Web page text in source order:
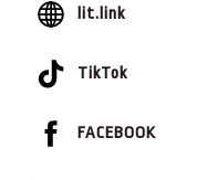
lit.link
TikTok
FACEBOOK